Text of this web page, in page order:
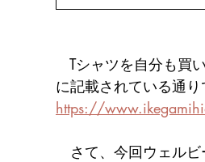
Tシャツを自分も買
に記載されている通り
https://
さて、今回ウェルビ